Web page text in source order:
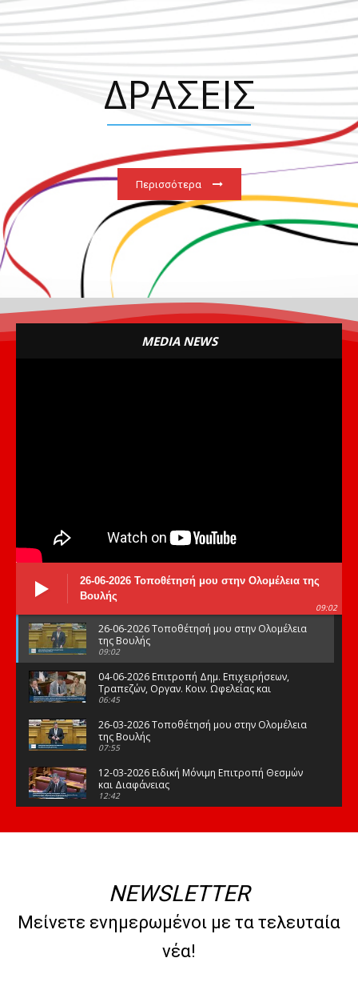
ΔΡΑΣΕΙΣ
Περισσότερα
MEDIA NEWS
26-06-2026 Τοποθέτησή μου στην Ολομέλεια της
Βουλής
09:02
26-06-2026 Τοποθέτησή μου στην Ολομέλεια
της Βουλής
09:02
04-06-2026 Επιτροπή Δημ. Επιχειρήσεων,
Τραπεζών, Οργαν. Κοιν. Ωφελείας και
Φορέων Κοινων. Ασφάλισης
06:45
26-03-2026 Τοποθέτησή μου στην Ολομέλεια
της Βουλής
07:55
12-03-2026 Ειδική Μόνιμη Επιτροπή Θεσμών
και Διαφάνειας
12:42
της Βουλής
08:47
10-02-2026 Διαρκής Επιτροπή Μορφωτικών
Υποθέσεων
NEWSLETTER
Μείνετε ενημερωμένοι με τα τελευταία
νέα!